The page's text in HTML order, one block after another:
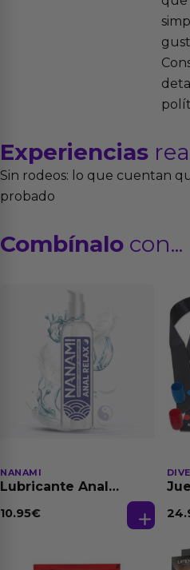
Experiencias
Sin rodeos: lo que cuentan
probado
Combínalo con...
NANAMI
Lubricante Anal
Dilatación Base Agua
10.95€